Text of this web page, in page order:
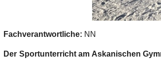
Fachverantwortliche: NN
Der Sportunterricht am Askanischen